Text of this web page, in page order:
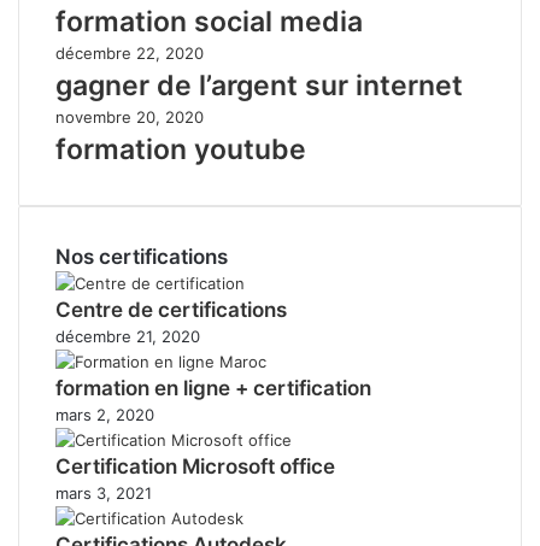
formation social media
décembre 22, 2020
gagner de l’argent sur internet
novembre 20, 2020
formation youtube
Nos certifications
Centre de certifications
décembre 21, 2020
formation en ligne + certification
mars 2, 2020
Certification Microsoft office
mars 3, 2021